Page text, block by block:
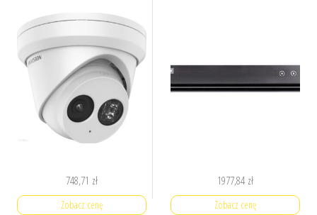
748,71 zł
Zobacz cenę
1977,84 zł
Zobacz cenę